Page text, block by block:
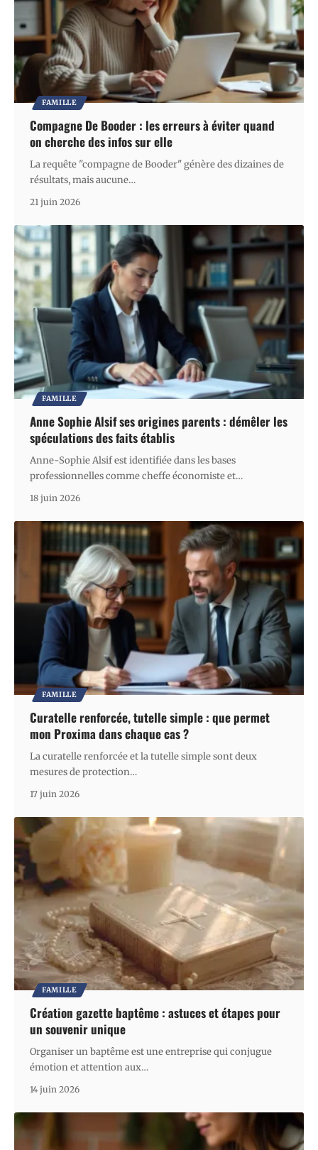
FAMILLE
Compagne De Booder : les erreurs à éviter quand
on cherche des infos sur elle
La requête "compagne de Booder" génère des dizaines de
résultats, mais aucune…
21 juin 2026
FAMILLE
Anne Sophie Alsif ses origines parents : démêler les
spéculations des faits établis
Anne-Sophie Alsif est identifiée dans les bases
professionnelles comme cheffe économiste et…
18 juin 2026
FAMILLE
Curatelle renforcée, tutelle simple : que permet
mon Proxima dans chaque cas ?
La curatelle renforcée et la tutelle simple sont deux
mesures de protection…
17 juin 2026
FAMILLE
Création gazette baptême : astuces et étapes pour
un souvenir unique
Organiser un baptême est une entreprise qui conjugue
émotion et attention aux…
14 juin 2026